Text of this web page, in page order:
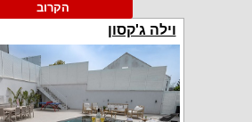
הקרוב
וילה ג'קסון